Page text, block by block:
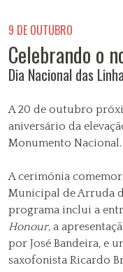
9 DE OUTUBRO
Celebrando o
Dia Nacional das
A 20 de outubro
aniversário da
Monumento Nacional.
A cerimónia
Municipal de Arruda
programa inclui a
Honour, a
por José Bandeira, e
saxofonista Ricardo